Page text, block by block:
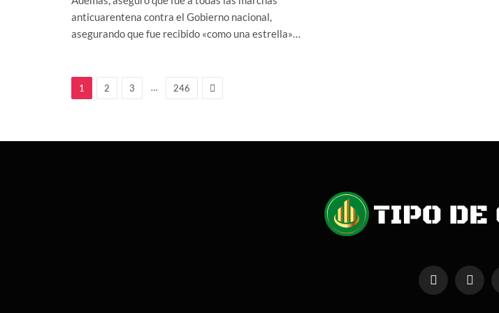
anticuarentena contra el Gobierno nacional,
asegurando que fue recibido «como una estrella»…
1 2 3 … 246 Next
FacebookX
(Twitter)